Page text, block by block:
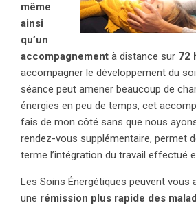
même
ainsi
qu’un
accompagnement à distance sur 72
accompagner le développement du
séance peut amener beaucoup de
énergies en peu de temps, cet
fais de mon côté sans que nous
rendez-vous supplémentaire, permet
terme l’intégration du travail effectué
Les Soins Énergétiques peuvent vous
une rémission plus rapide des